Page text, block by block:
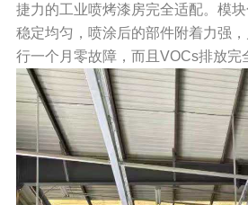
捷力的工业喷烤漆房完全适配。模
稳定均匀，喷涂后的部件附着力强
行一个月零故障，而且VOCs排放